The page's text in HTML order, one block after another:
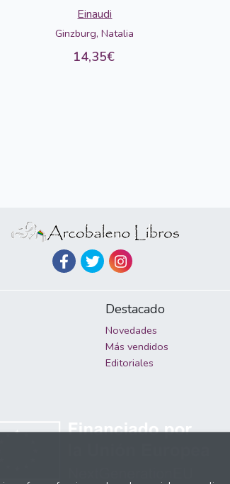
Einaudi
Ginzburg, Natalia
14,35€
Destacado
Novedades
Más vendidos
Editoriales